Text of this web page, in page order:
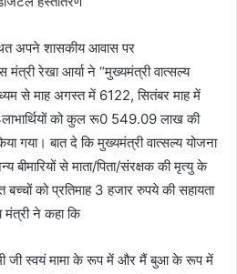
अपने शासकीय आवास पर
मंत्री रेखा आर्या ने “मुख्यमंत्री वात्सल्य
से माह अगस्त में 6122, सितंबर माह में
को कुल रू0 549.09 लाख की
गया। बात दे कि मुख्यमंत्री वात्सल्य योजना
बीमारियों से माता/पिता/संरक्षक की मृत्यु के
को प्रतिमाह 3 हजार रुपये की सहायता
मंत्री ने कहा कि
जी स्वयं मामा के रूप में और मैं बुआ के रूप में